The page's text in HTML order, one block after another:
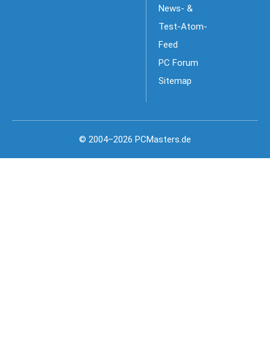
News- &
Test-Atom-
Feed
PC Forum
Sitemap
© 2004–2026 PCMasters.de